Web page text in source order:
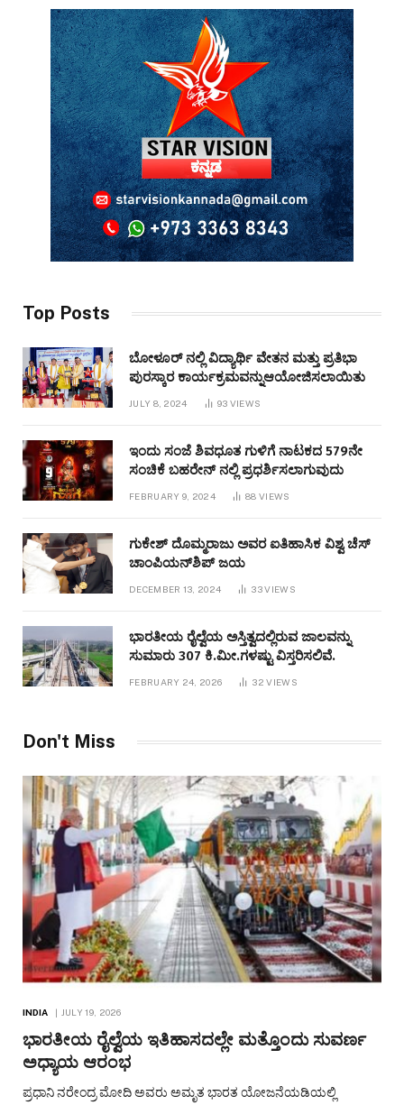
Top Posts
ಬೋಳೂರ್ ನಲ್ಲಿ ವಿದ್ಯಾರ್ಥಿ ವೇತನ ಮತ್ತು ಪ್ರತಿಭಾ
ಪುರಸ್ಕಾರ ಕಾರ್ಯಕ್ರಮವನ್ನುಆಯೋಜಿಸಲಾಯಿತು
JULY 8, 2024 93 VIEWS
ಇಂದು ಸಂಜೆ ಶಿವಧೂತ ಗುಳಿಗೆ ನಾಟಕದ 579ನೇ
ಸಂಚಿಕೆ ಬಹರೇನ್ ನಲ್ಲಿ ಪ್ರಧರ್ಶಿಸಲಾಗುವುದು
FEBRUARY 9, 2024 88VIEWS
ಗುಕೇಶ್ ದೊಮ್ಮರಾಜು ಅವರ ಐತಿಹಾಸಿಕ ವಿಶ್ವ ಚೆಸ್
ಚಾಂಪಿಯನ್‌ಶಿಪ್ ಜಯ
DECEMBER 13, 2024 33VIEWS
ಭಾರತೀಯ ರೈಲ್ವೆಯ ಅಸ್ತಿತ್ವದಲ್ಲಿರುವ ಜಾಲವನ್ನು
ಸುಮಾರು 307 ಕಿ.ಮೀ.ಗಳಷ್ಟು ವಿಸ್ತರಿಸಲಿವೆ.
FEBRUARY 24, 2026 32VIEWS
Don't Miss
INDIA JULY 19, 2026
ಭಾರತೀಯ ರೈಲ್ವೆಯ ಇತಿಹಾಸದಲ್ಲೇ ಮತ್ತೊಂದು ಸುವರ್ಣ
ಅಧ್ಯಾಯ ಆರಂಭ
ಪ್ರಧಾನಿ ನರೇಂದ್ರ ಮೋದಿ ಅವರು ಅಮೃತ ಭಾರತ ಯೋಜನೆಯಡಿಯಲ್ಲಿ